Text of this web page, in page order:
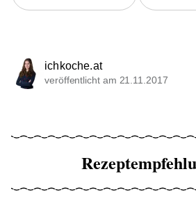
ichkoche.at
veröffentlicht am 21.11.2017